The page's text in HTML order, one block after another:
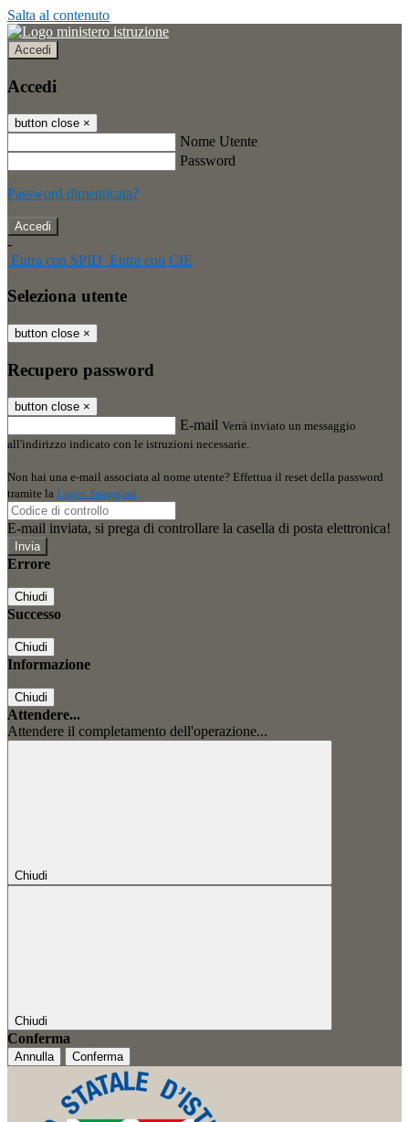
Salta al contenuto
Accedi
Accedi
button close ×
Nome Utente
Password
Password dimenticata?
-
Entra con SPID Entra con CIE
Seleziona utente
button close ×
Recupero password
button close ×
E-mail Verrà inviato un messaggio
all'indirizzo indicato con le istruzioni necessarie.
Non hai una e-mail associata al nome utente? Effettua il reset della password
tramite la Login Spaggiari
E-mail inviata, si prega di controllare la casella di posta elettronica!
Errore
Chiudi
Successo
Chiudi
Informazione
Chiudi
Attendere...
Attendere il completamento dell'operazione...
Chiudi
Chiudi
Conferma
Annulla Conferma